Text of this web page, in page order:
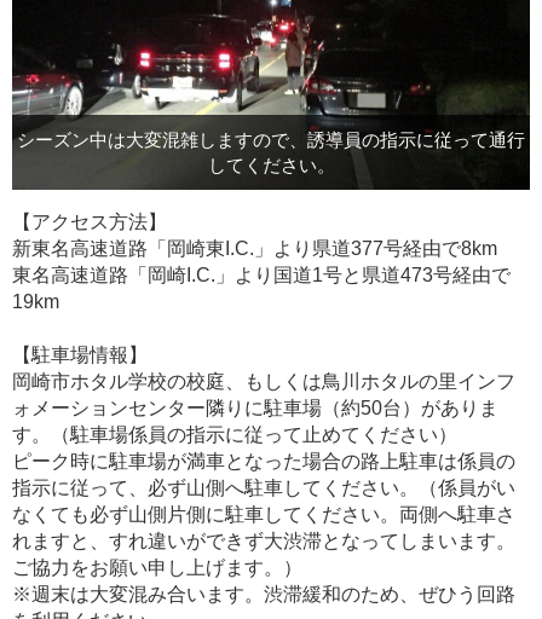
シーズン中は大変混雑しますので、誘導員の指示に従って通行
してください。
【アクセス方法】
新東名高速道路「岡崎東I.C.」より県道377号経由で8km
東名高速道路「岡崎I.C.」より国道1号と県道473号経由で
19km
【駐車場情報】
岡崎市ホタル学校の校庭、もしくは鳥川ホタルの里インフ
ォメーションセンター隣りに駐車場（約50台）がありま
す。（駐車場係員の指示に従って止めてください）
ピーク時に駐車場が満車となった場合の路上駐車は係員の
指示に従って、必ず山側へ駐車してください。（係員がい
なくても必ず山側片側に駐車してください。両側へ駐車さ
れますと、すれ違いができず大渋滞となってしまいます。
ご協力をお願い申し上げます。）
※週末は大変混み合います。渋滞緩和のため、ぜひう回路